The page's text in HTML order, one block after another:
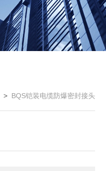
> BQS铠装电缆防爆密封接头